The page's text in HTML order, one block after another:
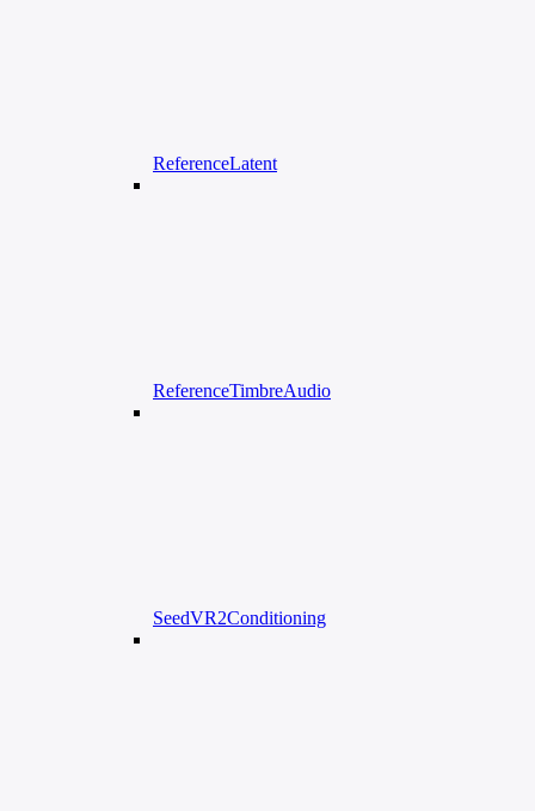
ReferenceLatent
ReferenceTimbreAudio
SeedVR2Conditioning